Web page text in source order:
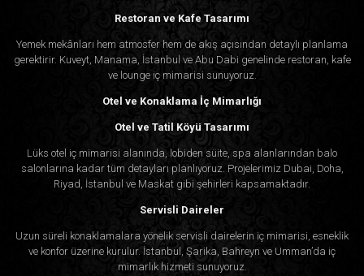
Restoran ve Kafe Tasarımı
Yemek mekânları hem atmosfer hem de akış açısından detaylı planlama
gerektirir. Kuveyt, Manama, İstanbul ve Abu Dabi genelinde restoran, kafe
ve lounge iç mimarisi sunuyoruz.
Otel ve Konaklama İç Mimarlığı
Otel ve Tatil Köyü Tasarımı
Lüks otel iç mimarisi alanında, lobiden süite, spa alanlarından balo
salonlarına kadar tüm detayları planlıyoruz. Projelerimiz Dubai, Doha,
Riyad, İstanbul ve Maskat gibi şehirleri kapsamaktadır.
Servisli Daireler
Uzun süreli konaklamalara yönelik servisli dairelerin iç mimarisi, esneklik
ve konfor üzerine kurulur. İstanbul, Şarika, Bahreyn ve Umman’da iç
mimarlık hizmeti sunuyoruz.